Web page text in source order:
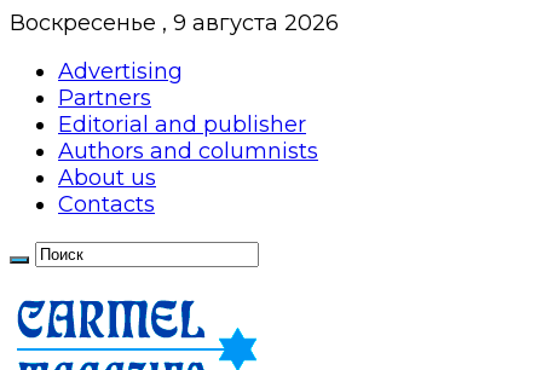
Воскресенье , 9 августа 2026
Advertising
Partners
Editorial and publisher
Authors and columnists
About us
Contacts